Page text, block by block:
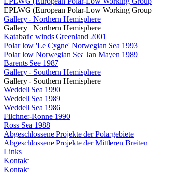
EPLWG (European Polar-Low Working Group
Gallery - Northern Hemisphere
Gallery - Northern Hemisphere
Katabatic winds Greenland 2001
Polar low 'Le Cygne' Norwegian Sea 1993
Polar low Norwegian Sea Jan Mayen 1989
Barents See 1987
Gallery - Southern Hemisphere
Gallery - Southern Hemisphere
Weddell Sea 1990
Weddell Sea 1989
Weddell Sea 1986
Filchner-Ronne 1990
Ross Sea 1988
Abgeschlossene Projekte der Polargebiete
Abgeschlossene Projekte der Mittleren Breiten
Links
Kontakt
Kontakt